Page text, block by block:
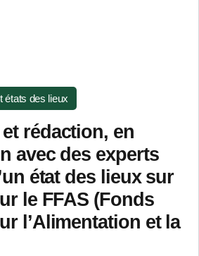
états des lieux
rédaction, en
avec des experts
état des lieux sur
le FFAS (Fonds
l’Alimentation et la